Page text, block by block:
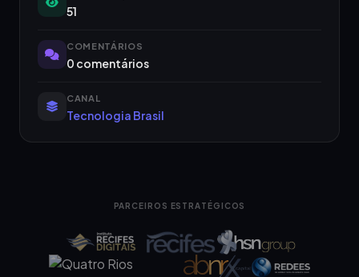
51
COMENTÁRIOS
0 comentários
CANAL
Tecnologia Brasil
PARCEIROS ESTRATÉGICOS